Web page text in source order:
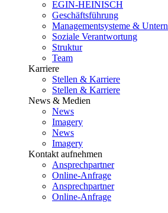
EGIN-HEINISCH
Geschäftsführung
Managementsysteme &
Soziale Verantwortung
Struktur
Team
Karriere
Stellen & Karriere
Stellen & Karriere
News & Medien
News
Imagery
News
Imagery
Kontakt aufnehmen
Ansprechpartner
Online-Anfrage
Ansprechpartner
Online-Anfrage